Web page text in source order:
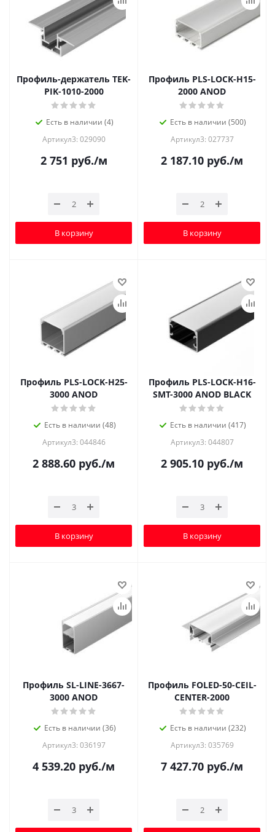
Профиль-держатель TEK-
PIK-1010-2000
Есть в наличии (4)
Артикул3: 029090
2 751 руб./м
В корзину
Профиль PLS-LOCK-H15-
2000 ANOD
Есть в наличии (500)
Артикул3: 027737
2 187.10 руб./м
В корзину
Профиль PLS-LOCK-H25-
3000 ANOD
Есть в наличии (48)
Артикул3: 044846
2 888.60 руб./м
В корзину
Профиль PLS-LOCK-H16-
SMT-3000 ANOD BLACK
Есть в наличии (417)
Артикул3: 044807
2 905.10 руб./м
В корзину
Профиль SL-LINE-3667-
3000 ANOD
Есть в наличии (36)
Артикул3: 036197
4 539.20 руб./м
Профиль FOLED-50-CEIL-
CENTER-2000
Есть в наличии (232)
Артикул3: 035769
7 427.70 руб./м